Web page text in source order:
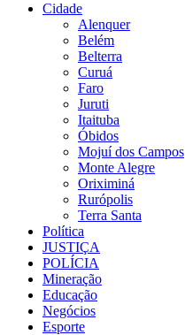
Cidade
Alenquer
Belém
Belterra
Curuá
Faro
Juruti
Itaituba
Óbidos
Mojuí dos Campos
Monte Alegre
Oriximiná
Rurópolis
Terra Santa
Política
JUSTIÇA
POLÍCIA
Mineração
Educação
Negócios
Esporte